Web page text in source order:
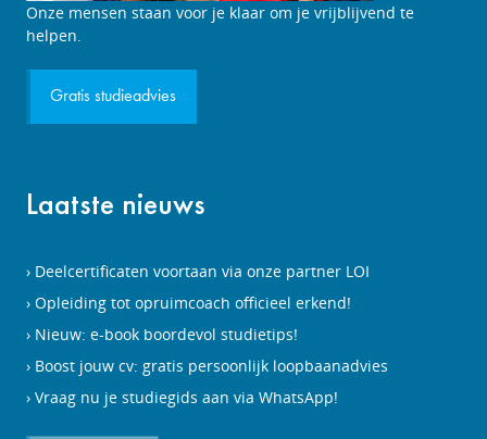
Studieadviesgesprek
aanvragen
Onze mensen staan voor je klaar om je vrijblijvend te
helpen.
Gratis studieadvies
Laatste nieuws
Deelcertificaten voortaan via onze partner LOI
Opleiding tot opruimcoach officieel erkend!
Nieuw: e-book boordevol studietips!
Boost jouw cv: gratis persoonlijk loopbaanadvies
Vraag nu je studiegids aan via WhatsApp!